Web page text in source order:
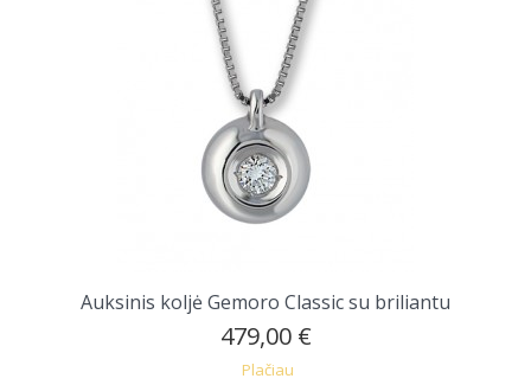
Auksinis koljė Gemoro Classic su briliantu
479,00 €
Plačiau